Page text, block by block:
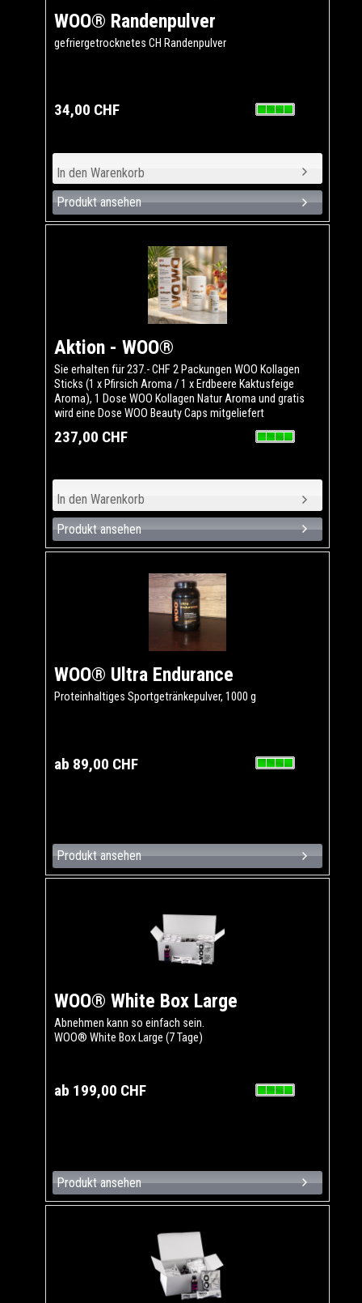
WOO® Randenpulver
gefriergetrocknetes CH Randenpulver
34,00 CHF
Produkt ansehen
Aktion - WOO®
Sie erhalten für 237.- CHF 2 Packungen WOO Kollagen
Sticks (1 x Pfirsich Aroma / 1 x Erdbeere Kaktusfeige
Aroma), 1 Dose WOO Kollagen Natur Aroma und gratis
wird eine Dose WOO Beauty Caps mitgeliefert
237,00 CHF
Produkt ansehen
WOO® Ultra Endurance
Proteinhaltiges Sportgetränkepulver, 1000 g
ab 89,00 CHF
Produkt ansehen
WOO® White Box Large
Abnehmen kann so einfach sein.
WOO® White Box Large (7 Tage)
ab 199,00 CHF
Produkt ansehen